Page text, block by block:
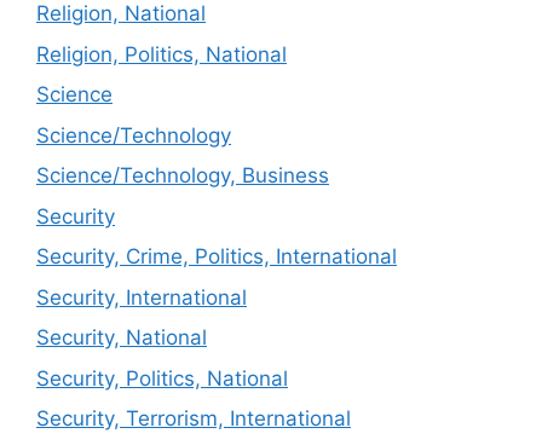
Religion, National
Religion, Politics, National
Science
Science/Technology
Science/Technology, Business
Security
Security, Crime, Politics, International
Security, International
Security, National
Security, Politics, National
Security, Terrorism, International